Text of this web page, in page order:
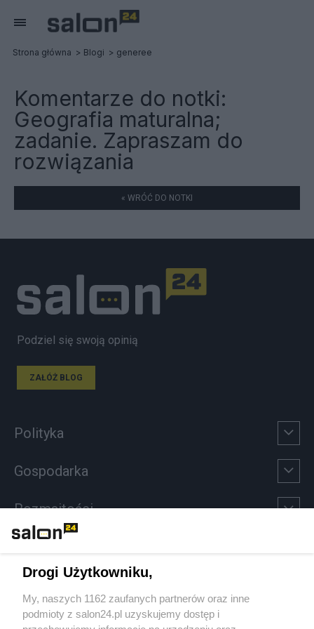
Strona główna Blogi generee
Komentarze do notki:
Geografia maturalna;
zadanie. Zapraszam do
rozwiązania
« WRÓĆ DO NOTKI
Podziel się swoją opinią
ZAŁÓŻ BLOG
Polityka
Gospodarka
Rozmaitości
Sport
Społeczeństwo
Drogi Użytkowniku,
My, naszych 1162 zaufanych partnerów oraz inne
podmioty z salon24.pl uzyskujemy dostęp i